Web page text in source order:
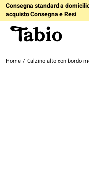
Consegna standard a
acquistoConsegna e Resi
Home / Calzino alto con bordo